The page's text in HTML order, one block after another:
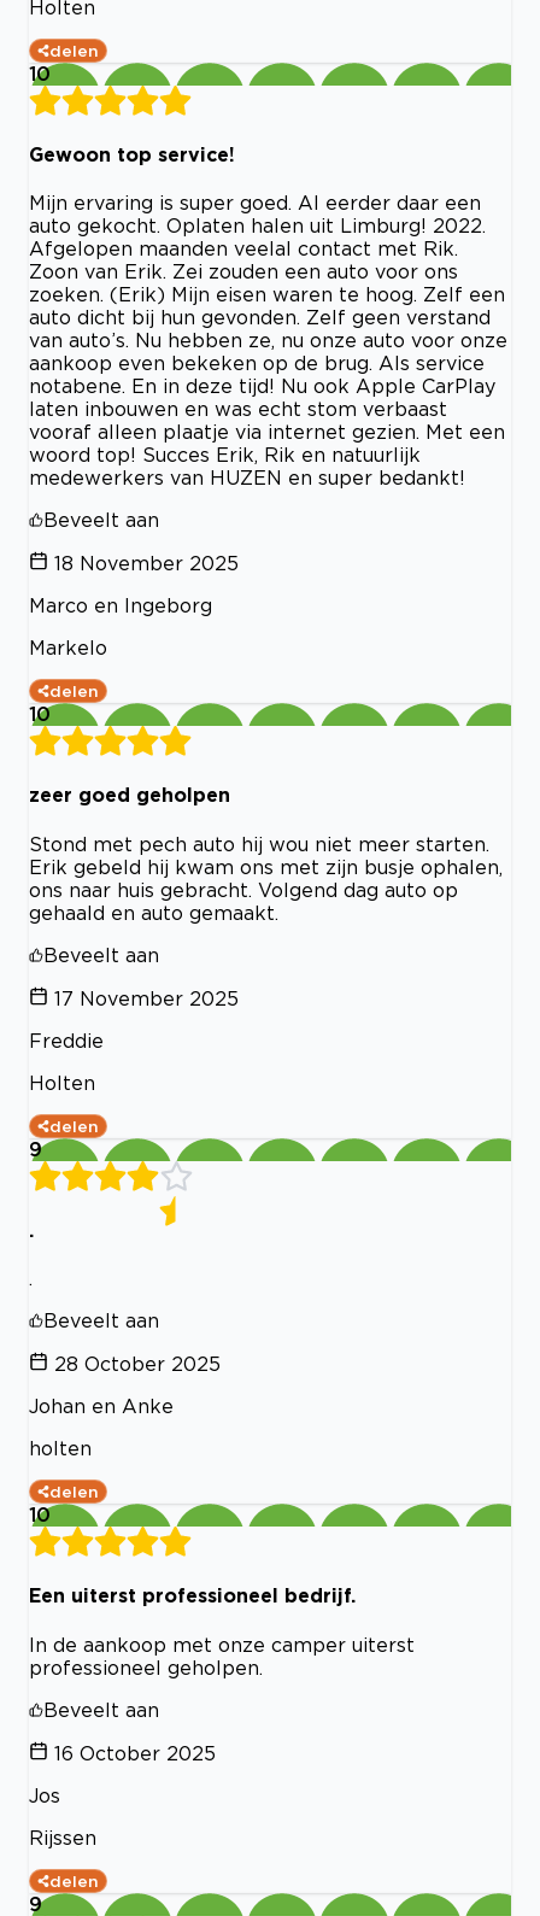
Holten
delen
10
Gewoon top service!
Mijn ervaring is super goed. Al eerder daar een
auto gekocht. Oplaten halen uit Limburg! 2022.
Afgelopen maanden veelal contact met Rik.
Zoon van Erik. Zei zouden een auto voor ons
zoeken. (Erik) Mijn eisen waren te hoog. Zelf een
auto dicht bij hun gevonden. Zelf geen verstand
van auto’s. Nu hebben ze, nu onze auto voor onze
aankoop even bekeken op de brug. Als service
notabene. En in deze tijd! Nu ook Apple CarPlay
laten inbouwen en was echt stom verbaast
vooraf alleen plaatje via internet gezien. Met een
woord top! Succes Erik, Rik en natuurlijk
medewerkers van HUZEN en super bedankt!
Beveelt aan
18 November 2025
Marco en Ingeborg
Markelo
delen
10
zeer goed geholpen
Stond met pech auto hij wou niet meer starten.
Erik gebeld hij kwam ons met zijn busje ophalen,
ons naar huis gebracht. Volgend dag auto op
gehaald en auto gemaakt.
Beveelt aan
17 November 2025
Freddie
Holten
delen
9
.
.
Beveelt aan
28 October 2025
Johan en Anke
holten
delen
10
Een uiterst professioneel bedrijf.
In de aankoop met onze camper uiterst
professioneel geholpen.
Beveelt aan
16 October 2025
Jos
Rijssen
delen
9